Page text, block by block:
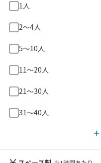
1人
2〜4人
5〜10人
11〜20人
21〜30人
31〜40人